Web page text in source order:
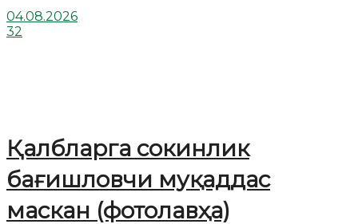
04.08.2026
32
Қалбларга сокинлик
бағишловчи муқаддас
маскан (фотолавҳа)